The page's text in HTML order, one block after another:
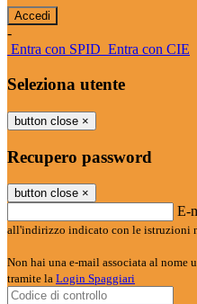
-
Entra con SPID Entra con CIE
Seleziona utente
button close ×
Recupero password
button close ×
E-
all'indirizzo indicato con le istruzioni
Non hai una e-mail associata al nome
tramite la Login Spaggiari